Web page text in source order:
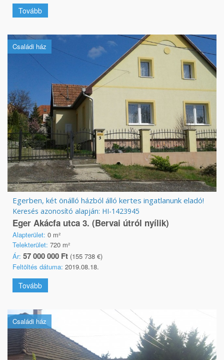
Tovább
Családi ház
Egerben, két önálló házból álló kertes ingatlanunk eladó!
Keresés azonosító alapján: HI-1423945
Eger Akácfa utca 3. (Bervai útról nyílik)
Alapterület: 0 m²
Telekterület: 720 m²
Ár: 57 000 000 Ft (155 738 €)
Feltöltés dátuma: 2019.08.18.
Tovább
Családi ház